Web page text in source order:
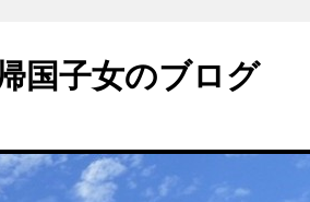
国子女のブログ